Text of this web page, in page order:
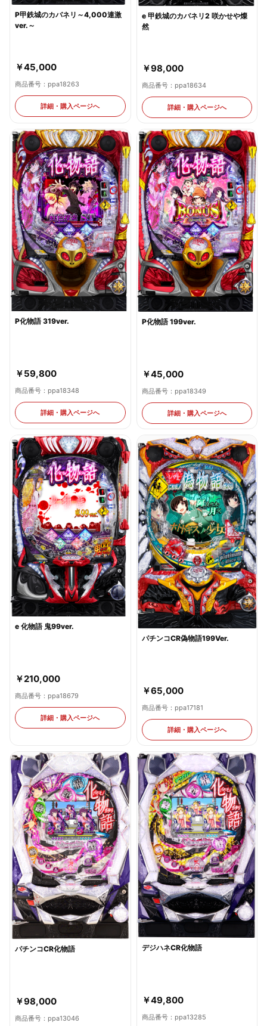
P甲鉄城のカバネリ～4,000連激
ver.～
￥45,000
商品番号：ppa18263
詳細・購入ページへ
e 甲鉄城のカバネリ2 咲かせや燦
然
￥98,000
商品番号：ppa18634
詳細・購入ページへ
P化物語 319ver.
￥59,800
商品番号：ppa18348
詳細・購入ページへ
P化物語 199ver.
￥45,000
商品番号：ppa18349
詳細・購入ページへ
e 化物語 鬼99ver.
￥210,000
商品番号：ppa18679
詳細・購入ページへ
パチンコCR偽物語199Ver.
￥65,000
商品番号：ppa17181
詳細・購入ページへ
パチンコCR化物語
￥98,000
商品番号：ppa13046
デジハネCR化物語
￥49,800
商品番号：ppa13285